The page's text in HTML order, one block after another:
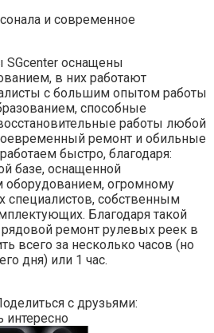
и современное
SGcenter оснащены
в них работают
с большим опытом работы
способные
работы любой
ремонт и обильные
быстро, благодаря:
базе, оснащенной
оборудованием, огромному
специалистов, собственным
Благодаря такой
рядовой ремонт рулевых реек в
всего за несколько часов (но
дня) или 1 час.
с друзьями: